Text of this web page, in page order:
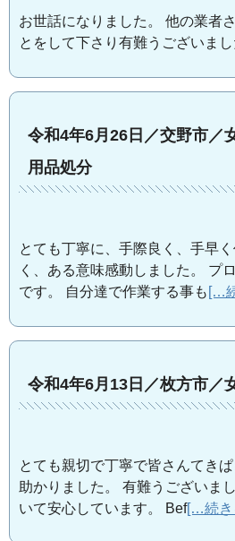
お世話になりました。 他の業者
とをして下さり有難うございま
令和4年6月26日／交野市／
用品処分
とても丁寧に、手際良く、手早
く、ある意味感動しました。 プ
です。 自分達で作業する事も […
令和4年6月13日／枚方市／
とても親切で丁寧で皆さんてき
助かりました。 有難うございま
いて安心しています。 Bef[…続き